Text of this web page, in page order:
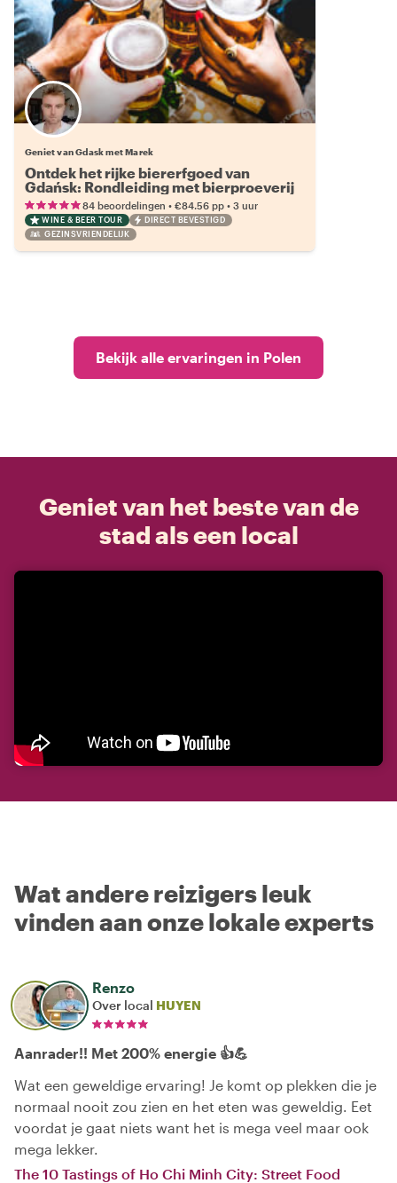
Geniet van Gdask met Marek
Ontdek het rijke biererfgoed van
Gdańsk: Rondleiding met bierproeverij
84 beoordelingen • €84.56 pp • 3 uur
WINE & BEER TOUR
DIRECT BEVESTIGD
GEZINSVRIENDELIJK
Bekijk alle ervaringen in Polen
Geniet van het beste van de
stad als een local
Wat andere reizigers leuk
vinden aan onze lokale experts
Renzo
Over local HUYEN
Aanrader!! Met 200% energie 👍💪
Wat een geweldige ervaring! Je komt op plekken die je
normaal nooit zou zien en het eten was geweldig. Eet
voordat je gaat niets want het is mega veel maar ook
mega lekker.
The 10 Tastings of Ho Chi Minh City: Street Food